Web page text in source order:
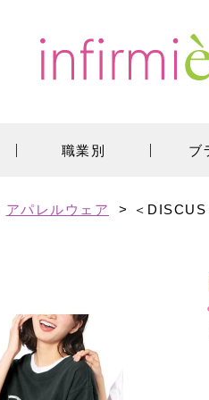
職業別 ブ
アパレルウェア > ＜